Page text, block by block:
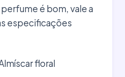
é bom, vale a
especificações
floral